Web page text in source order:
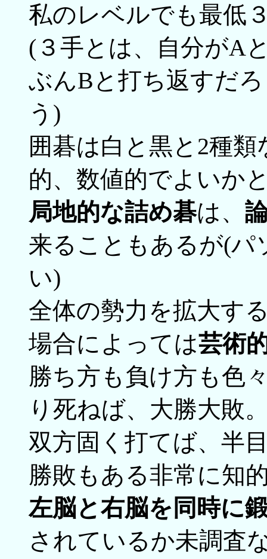
私のレベルでも最低
(３手とは、自分がA
ぶんBと打ち返すだ
う)
囲碁は白と黒と2種
的、数値的でよいか
局地的な詰め碁は、
来ることもあるが(パ
い)
全体の勢力を拡大す
場合によっては芸術
勝ち方も負け方も色
り死ねば、大勝大敗
双方固く打てば、半
勝敗もある非常に知
左脳と右脳を同時に
されているか未調査